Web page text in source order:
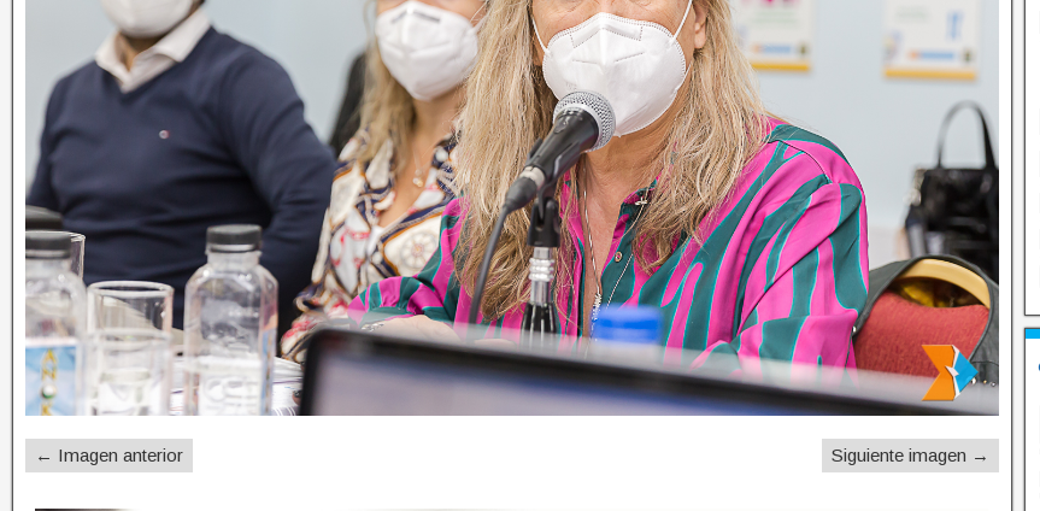
← Imagen anterior Siguiente imagen →